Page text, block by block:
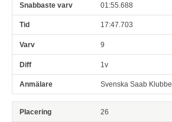
01:55.688
17:47.703
9
1v
Svenska Saab
26